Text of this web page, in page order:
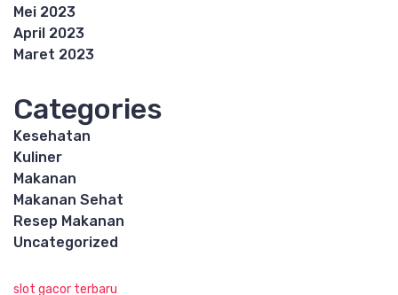
Mei 2023
April 2023
Maret 2023
Categories
Kesehatan
Kuliner
Makanan
Makanan Sehat
Resep Makanan
Uncategorized
slot gacor terbaru